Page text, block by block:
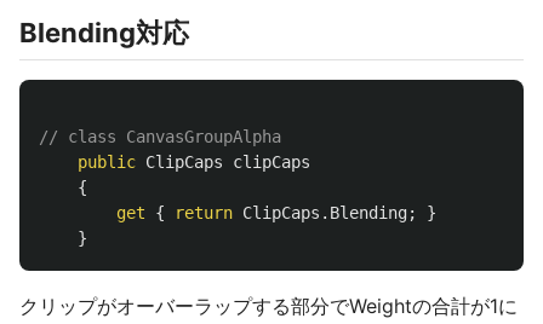
Blending対応
// class CanvasGroupAlpha
public ClipCaps
clipCaps
{
get
{ return ClipCaps . Blending;
}
}
クリップがオーバーラップする部分でWeightの合計が1に